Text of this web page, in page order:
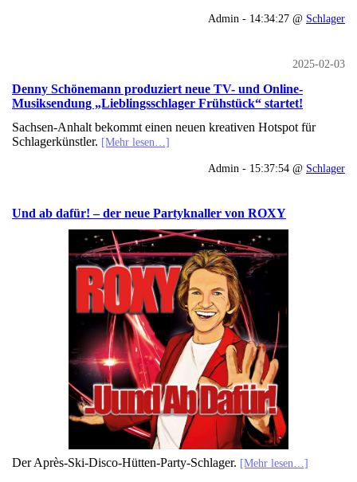
Admin - 14:34:27 @ Schlager
2025-02-03
Denny Schönemann produziert neue TV- und Online-
Musiksendung „Lieblingsschlager Frühstück“ startet!
Sachsen-Anhalt bekommt einen neuen kreativen Hotspot für
Schlagerkünstler. [Mehr lesen…]
Admin - 15:37:54 @ Schlager
Und ab dafür! – der neue Partyknaller von ROXY
Der Après-Ski-Disco-Hütten-Party-Schlager. [Mehr lesen…]